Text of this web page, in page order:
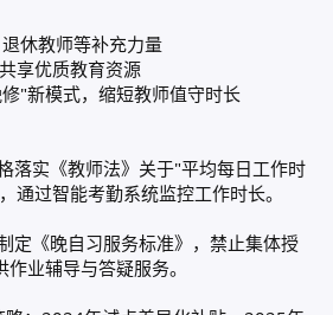
休教师等补充力量
享优质教育资源
"新模式，缩短教师值守时长
落实《教师法》关于"平均每日工作时
通过智能考勤系统监控工作时长。
定《晚自习服务标准》，禁止集体授
业辅导与答疑服务。